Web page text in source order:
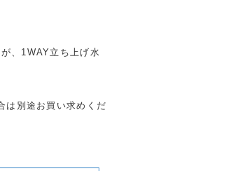
、1WAY立ち上げ水
は別途お買い求めくだ